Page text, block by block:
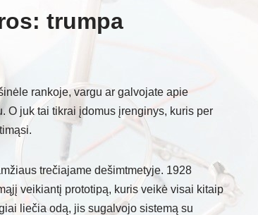
trumpa
rankoje, vargu ar galvojate apie
O juk tai tikrai įdomus įrenginys, kuris per
trečiajame dešimtmetyje. 1928
veikiantį prototipą, kuris veikė visai kitaip
liečia odą, jis sugalvojo sistemą su